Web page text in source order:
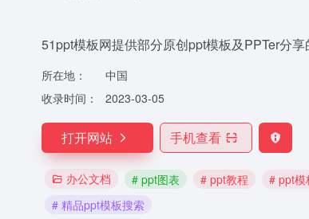
51ppt模板网提供部分原创ppt模板及PPTer分
所在地：
中国
收录时间：
2023-03-05
打开网站 手机查看
办公文档 # ppt图表 # ppt教程 # ppt模
# 精品ppt模板搜索